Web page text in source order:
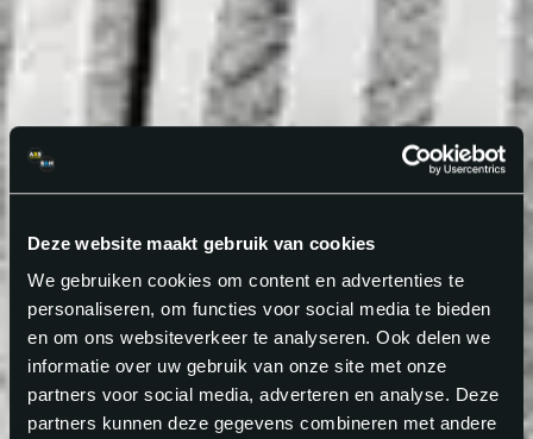
Deze website maakt gebruik van cookies
We gebruiken cookies om content en advertenties te
personaliseren, om functies voor social media te bieden
en om ons websiteverkeer te analyseren. Ook delen we
informatie over uw gebruik van onze site met onze
partners voor social media, adverteren en analyse. Deze
partners kunnen deze gegevens combineren met andere